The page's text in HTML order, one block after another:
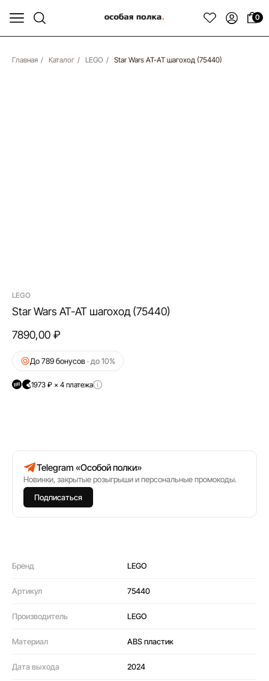
0
Главная / Каталог / LEGO / Star Wars AT-AT шагоход (75440)
Star Wars AT-AT шагоход (75440)
LEGO
7890,00 ₽
До 789 бонусов · до 10%
1973 ₽ × 4 платежа
Telegram «Особой полки»
Новинки, закрытые розыгрыши и персональные промокоды.
Подписаться
Бренд LEGO
Артикул 75440
Производитель LEGO
Материал ABS пластик
Дата выхода 2024